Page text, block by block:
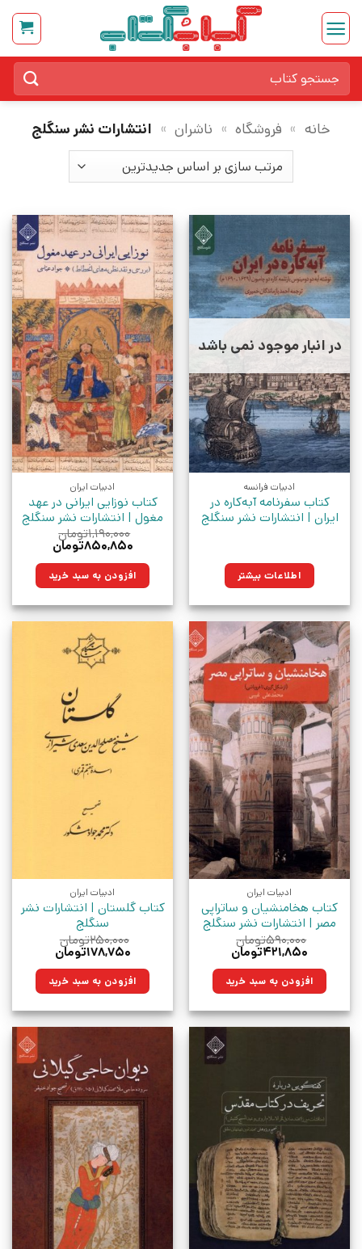
Skip
content
برای:
خانه » فروشگاه » ناشران » انتشارات نشر سنگلج
در انبار موجود نمی باشد
ادبیات فرانسه
کتاب سفرنامه آبه‌کاره در
ایران | انتشارات نشر سنگلج
اطلاعات بیشتر
ادبیات ایران
کتاب نوزایی ایرانی در عهد
مغول | انتشارات نشر سنگلج
۱,۱۹۰,۰۰۰تومان
قیمت
۱,۱۹۰,۰۰۰تومان
بود.
۸۵۰,۸۵۰تومان
۸۵۰,۸۵۰تومان.افزودن به سبد خرید
ادبیات ایران
کتاب هخامنشیان و ساتراپی
مصر | انتشارات نشر سنگلج
۵۹۰,۰۰۰تومان
قیمت
۵۹۰,۰۰۰تومان
بود.
۴۲۱,۸۵۰تومان
۴۲۱,۸۵۰تومان.افزودن به سبد خرید
ادبیات ایران
کتاب گلستان | انتشارات نشر
سنگلج
۲۵۰,۰۰۰تومان
قیمت
۲۵۰,۰۰۰تومان
بود.
۱۷۸,۷۵۰تومان
۱۷۸,۷۵۰تومان.افزودن به سبد خرید